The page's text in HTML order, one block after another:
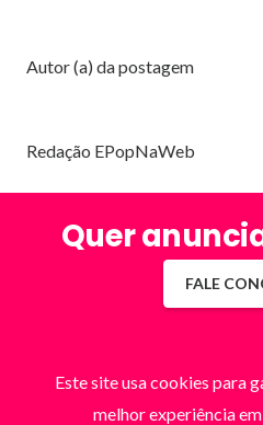
Autor (a) da postagem
Redação EPopNaWeb
Quer
FALE
Este site usa cookies para
melhor experiência